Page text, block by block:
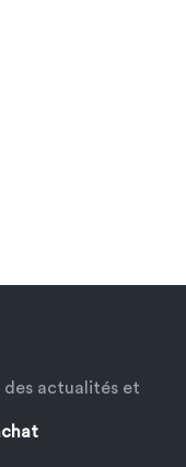
des actualités et